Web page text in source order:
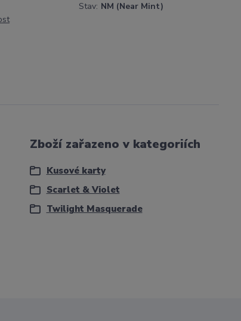
Stav: NM (Near Mint)
Zboží zařazeno v kategoriích
Kusové karty
Scarlet & Violet
Twilight Masquerade